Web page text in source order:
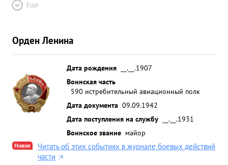
Ещё
Орден Ленина
Дата рождения
__.__.1907
Воинская часть
590 истребительный авиационный полк
Дата документа 09.09.1942
Дата поступления на службу
__.__.1931
Воинское звание майор
Новое
Читать об этих событиях в журнале боевых действий
части